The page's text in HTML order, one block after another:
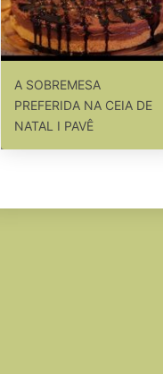
A SOBREMESA
PREFERIDA NA CEIA DE
NATAL I PAVÊ